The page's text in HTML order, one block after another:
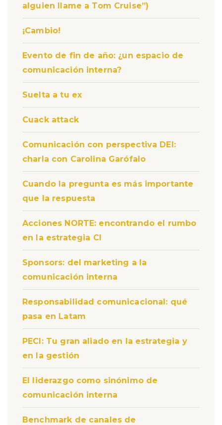
alguien llame a Tom Cruise”)
¡Cambio!
Evento de fin de año: ¿un espacio de
comunicación interna?
Suelta a tu ex
Cuack attack
Comunicación con perspectiva DEI:
charla con Carolina Garófalo
Cuando la pregunta es más importante
que la respuesta
Acciones NORTE: encontrando el rumbo
en la estrategia CI
Sponsors: del marketing a la
comunicación interna
Responsabilidad comunicacional: qué
pasa en Latam
PECI: Tu gran aliado en la estrategia y
en la gestión
El liderazgo como sinónimo de
comunicación interna
Benchmark de canales de